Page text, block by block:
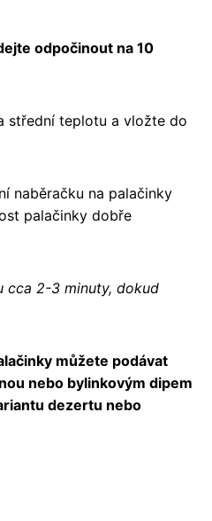
odpočinout na 10
střední teplotu a vložte do
naběračku na palačinky
palačinky dobře
cca 2-3 minuty, dokud
můžete podávat
nebo bylinkovým dipem
dezertu nebo